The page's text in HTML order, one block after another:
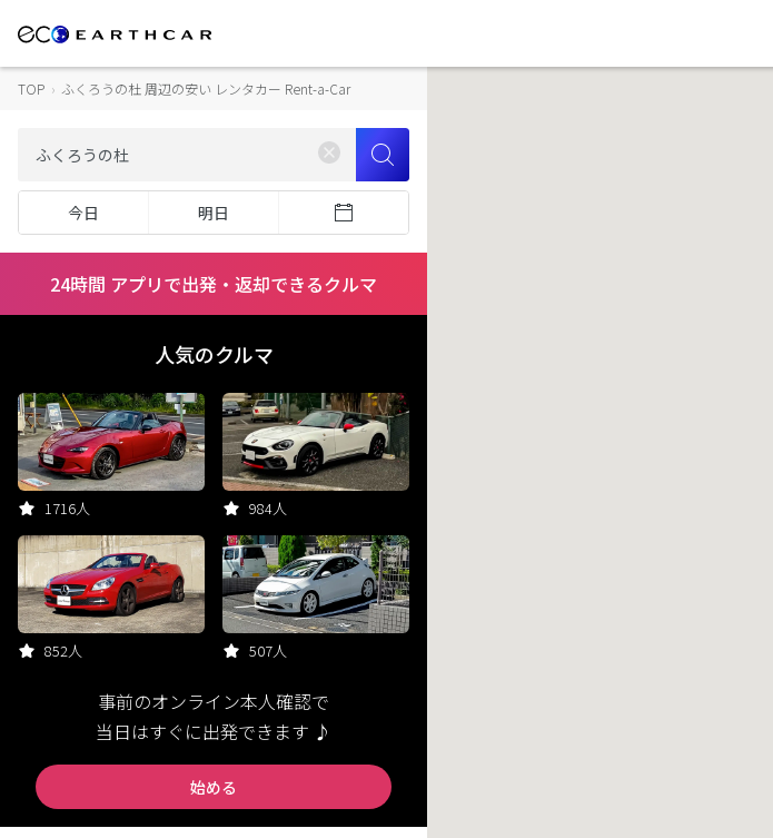
TOP › ふくろうの杜 周辺の安い レンタカー Rent-a-Car
今日 明日
24時間 アプリで出発・返却できるクルマ
人気のクルマ
1716人 984人
852人 507人
事前のオンライン本人確認で
当日はすぐに出発できます ♪
始める